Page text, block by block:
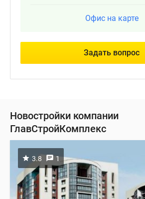
Офис на карте
Задать вопрос
Новостройки компании
ГлавСтройКомплекс
3.8 1